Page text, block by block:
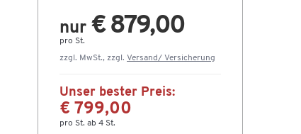
nur € 879,00
pro St.
zzgl. MwSt., zzgl. Versand/ Versicherung
Unser bester Preis:
€ 799,00
pro St. ab 4 St.